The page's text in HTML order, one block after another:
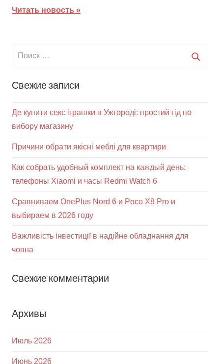
Читать новость
Свежие записи
Де купити секс іграшки в Ужгороді: простий гід по
вибору магазину
Причини обрати якісні меблі для квартири
Как собрать удобный комплект на каждый день:
телефоны Xiaomi и часы Redmi Watch 6
Сравниваем OnePlus Nord 6 и Poco X8 Pro и
выбираем в 2026 году
Важливість інвестиції в надійне обладнання для
човна
Свежие комментарии
Архивы
Июль 2026
Июнь 2026